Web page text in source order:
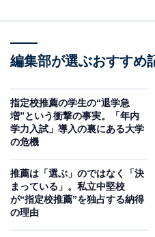
編集部が選ぶおすすめ
指定校推薦の学生の“退学急
増”という衝撃の事実。「年内
学力入試」導入の裏にある大学
の危機
推薦は「選ぶ」のではなく「決
まっている」。私立中堅校
が“指定校推薦”を独占する納得
の理由